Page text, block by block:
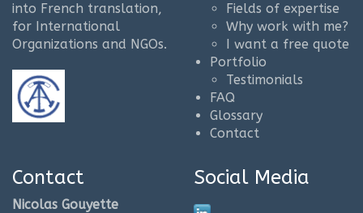
into French translation,
for International
Organizations and NGOs.
Fields of expertise
Why work with me?
I want a free quote
Portfolio
Testimonials
FAQ
Glossary
Contact
Contact
Nicolas Gouyette
Social Media